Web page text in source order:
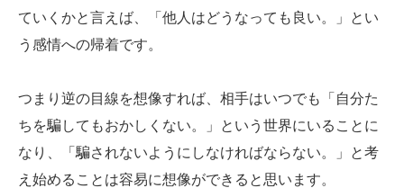
ていくかと言えば、「他人はどうなっても良い。」とい
う感情への帰着です。
つまり逆の目線を想像すれば、相手はいつでも「自分た
ちを騙してもおかしくない。」という世界にいることに
なり、「騙されないようにしなければならない。」と考
え始めることは容易に想像ができると思います。